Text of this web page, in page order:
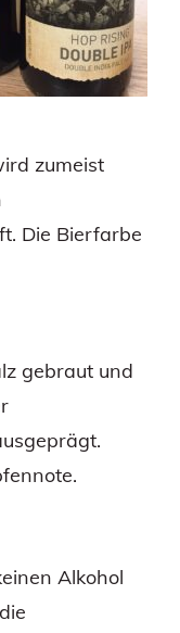
zumeist
Die Bierfarbe
gebraut und
Alkohol